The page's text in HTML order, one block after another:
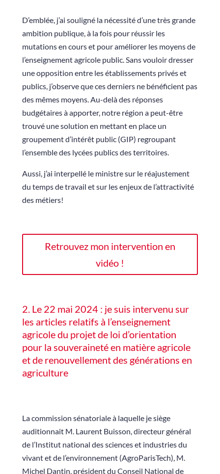
D’emblée, j’ai souligné la nécessité d’une très grande
ambition publique, à la fois pour réussir les
mutations en cours et pour améliorer les moyens de
l’enseignement agricole public. Sans vouloir dresser
une opposition entre les établissements privés et
publics, j’observe que ces derniers ne bénéficient pas
des mêmes moyens. Au-delà des réponses
budgétaires à apporter, notre région a peut-être
trouvé une solution en mettant en place un
groupement d’intérêt public (GIP) regroupant
l’ensemble des lycées publics des territoires.
Aussi, j’ai interpellé le ministre sur le réajustement
du temps de travail et sur les enjeux de l’attractivité
des métiers!
Retrouvez mon intervention en
vidéo !
2. Le 22 mai 2024 : je suis intervenu sur
les articles relatifs à l’enseignement
agricole du projet de loi d’orientation
pour la souveraineté en matière agricole
et de renouvellement des générations en
agriculture
La commission sénatoriale à laquelle je siège
auditionnait M. Laurent Buisson, directeur général
de l’Institut national des sciences et industries du
vivant et de l’environnement (AgroParisTech), M.
Michel Dantin, président du Conseil National de